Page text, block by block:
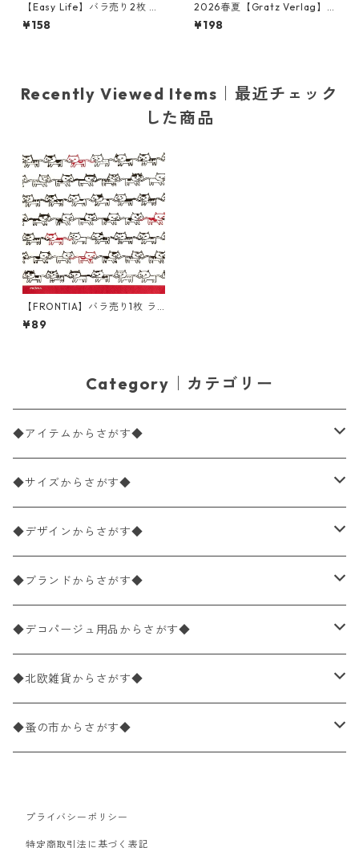
【Easy Life】バラ売り2枚 ラ
ンチサイズ ペーパーナプキン
William Morris レッド ウィリ
¥158
2026春夏【Gratz Verlag】
バラ売り2枚 ランチサイズ ペ
ーパーナプキン Blumenmeer
¥198
Recently Viewed Items｜最近チェック
した商品
【FRONTIA】バラ売り1枚 ラ
ンチサイズ ペーパーナプキン
ネコつながり ホワイト
¥89
Category｜カテゴリー
◆アイテムからさがす◆
ペーパーナプキン2枚バラ売り
ペーパーナプキン1枚バラ売り
ペーパーナプキン20枚入りパック
ペーパーナプキン10枚入りパック
ライスペーパー
ペーパーリネンナプキン
ワックスペーパー
◆サイズからさがす◆
33×33cm（ランチサイズ）
バラ売り
パック売り
25×25cm（カクテルサイズ）
バラ売り
パック売り
40×40cm（ディナーサイズ）
バラ売り
パック売り
21×21cm（ポケットサイズ）
バラ売り
33cm（ラウンド）
◆デザインからさがす◆
花柄
植物・グリーン柄
動物・鳥・昆虫・蝶柄
海・魚柄
食べ物・フルーツ・野菜・ドリンク柄
◆ブランドからさがす◆
ドイツ製 IHR/イア
ランチサイズ
カクテルサイズ
ドイツ製 Ambiente/アンビエンテ
ランチサイズ
ドイツ製 Paperproducts Design
カクテルサイズ
ランチサイズ
ドイツ製 ti-flair/ティーフレア
◆デコパージュ用品からさがす◆
デコパージュ液
デコパージュ下地
デコパージュはさみ
◆北欧雑貨からさがす◆
シリコンモールド
トレイ
◆蚤の市からさがす◆
北欧雑貨
プライバシーポリシー
特定商取引法に基づく表記